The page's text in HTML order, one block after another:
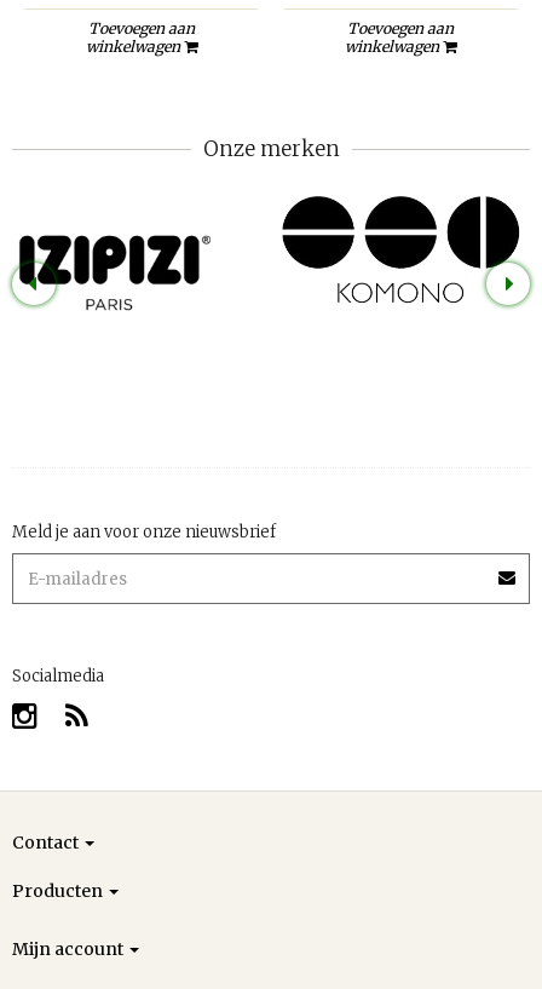
Toevoegen aan
winkelwagen
Toevoegen aan
winkelwagen
Onze merken
Meld je aan voor onze nieuwsbrief
Socialmedia
Contact
Producten
Mijn account